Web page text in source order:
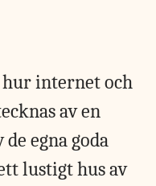
internet och
av en
egna goda
lustigt hus av